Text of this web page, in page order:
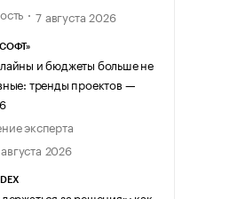
7 августа 2026
и бюджеты больше не
тренды проектов —
эксперта
2026